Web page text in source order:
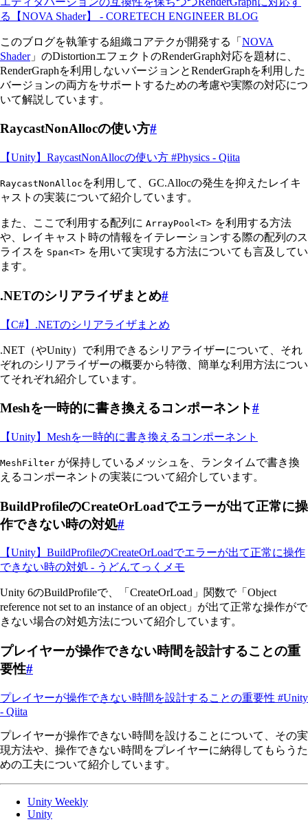
る【NOVA Shader】 - CORETECH ENGINEER BLOG
このブログを執筆する組織コアテクが開発する「 NOVA
Shader」のDistortionエフェクトのRenderGraph対応を題材に、
RenderGraphを利用しないバージョンとRenderGraphを利用した
バージョンの両方をサポートするための考慮や実際の対応につ
いて解説しています。
RaycastNonAllocの使い方#
【Unity】RaycastNonAllocの使い方 #Physics - Qiita
RaycastNonAlloc を利用して、GC.Allocの発生を抑えたレイキ
ャストの実装について紹介しています。
また、ここで利用する配列に ArrayPool<T> を利用する方法
や、レイキャスト時の情報をイテレーションする際の配列のス
ライスを Span<T> を用いて実現する方法についても言及してい
ます。
.NETのシリアライザまとめ#
【C#】.NETのシリアライザまとめ
.NET（やUnity）で利用できるシリアライザーについて、それ
ぞれのシリアライザーの概要から特徴、簡単な利用方法につい
てそれぞれ紹介しています。
Meshを一時的に書き換えるコンポーネント#
【Unity】Meshを一時的に書き換えるコンポーネント
MeshFilter が保持しているメッシュを、ランタイムで書き換
えるコンポーネントの実装について紹介しています。
BuildProfileのCreateOrLoadでエラーが出て正常に操
作できない時の対処#
【Unity】BuildProfileのCreateOrLoadでエラーが出て正常に操作
できない時の対処 - うどんてっくメモ
Unity 6のBuildProfileで、「CreateOrLoad」関数で「Object
reference not set to an instance of an object」が出て正常な操作がで
きない場合の対処方法について紹介しています。
プレイヤーが操作できない時間を設計することの重
要性#
プレイヤーが操作できない時間を設計することの重要性 #Unity
- Qiita
プレイヤーが操作できない時間を設けることについて、その実
現方法や、操作できない時間をプレイヤーに納得してもらうた
めの工夫について紹介しています。
Unity Weekly
Unity